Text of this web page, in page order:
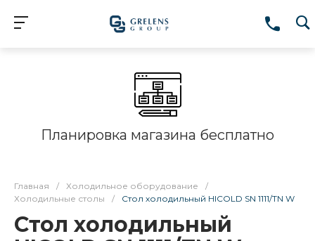
Планировка магазина бесплатно
Главная / Холодильное оборудование
/
Холодильные столы
/ Стол холодильный HICOLD SN 1111/TN W
Стол холодильный